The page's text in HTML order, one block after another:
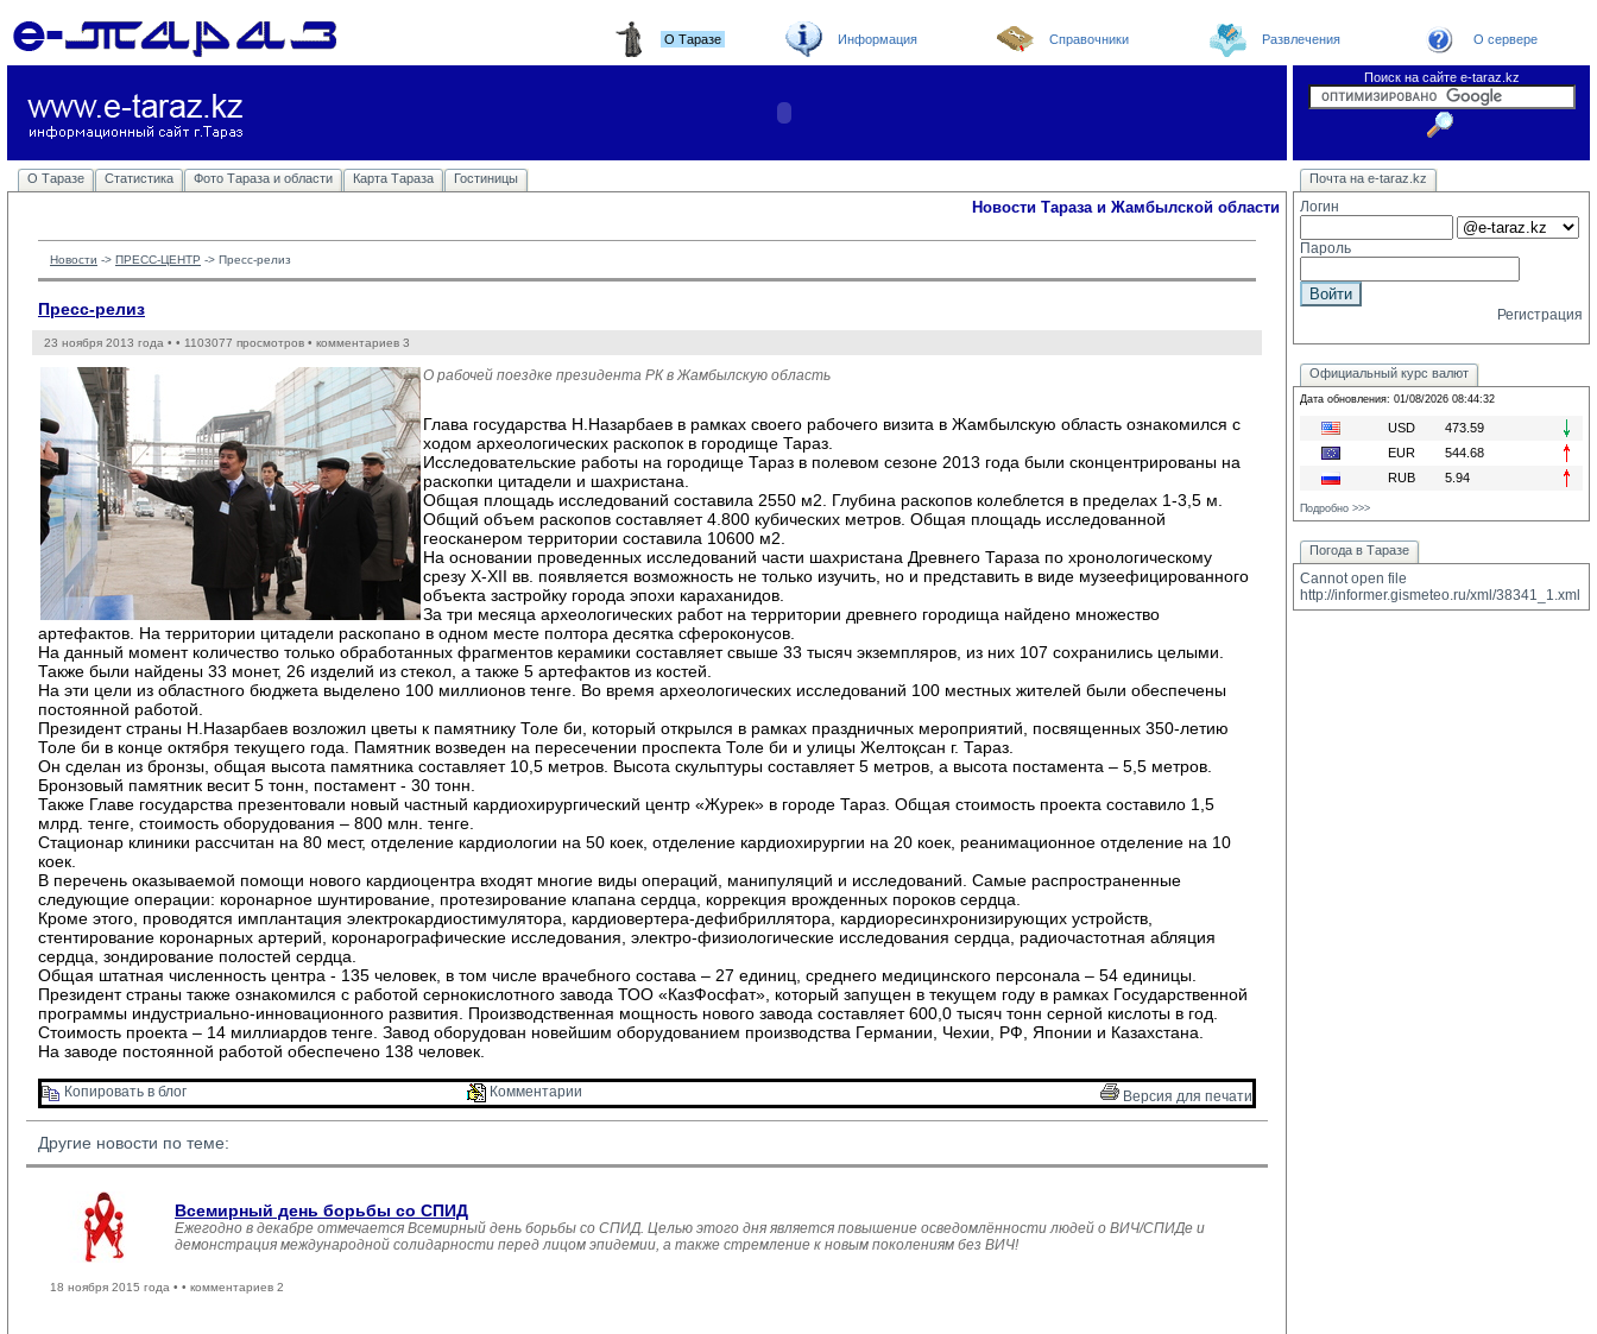
О Таразе Информация Справочники Развлечения О сервере
Поиск на сайте e-taraz.kz
О Таразе Статистика Фото Тараза и области Карта Тараза Гостиницы Новости Погода в Таразе
Телефоный справочник
Видеоконференция
Новости e-taraz
Новости Тараза и Жамбылской области
Новости -> ПРЕСС-ЦЕНТР -> Пресс-релиз
Пресс-релиз
23 ноября 2013 года • • 1103077 просмотров • комментариев 3
О рабочей поездке президента РК в Жамбылскую область
Глава государства Н.Назарбаев в рамках своего рабочего визита в Жамбылскую область ознакомился с
ходом археологических раскопок в городище Тараз.
Исследовательские работы на городище Тараз в полевом сезоне 2013 года были сконцентрированы на
раскопки цитадели и шахристана.
Общая площадь исследований составила 2550 м2. Глубина раскопов колеблется в пределах 1-3,5 м.
Общий объем раскопов составляет 4.800 кубических метров. Общая площадь исследованной
геосканером территории составила 10600 м2.
На основании проведенных исследований части шахристана Древнего Тараза по хронологическому
срезу X-XII вв. появляется возможность не только изучить, но и представить в виде музеефицированного
объекта застройку города эпохи караханидов.
За три месяца археологических работ на территории древнего городища найдено множество
артефактов. На территории цитадели раскопано в одном месте полтора десятка сфероконусов.
На данный момент количество только обработанных фрагментов керамики составляет свыше 33 тысяч экземпляров, из них 107 сохранились целыми.
Также были найдены 33 монет, 26 изделий из стекол, а также 5 артефактов из костей.
На эти цели из областного бюджета выделено 100 миллионов тенге. Во время археологических исследований 100 местных жителей были обеспечены
постоянной работой.
Президент страны Н.Назарбаев возложил цветы к памятнику Толе би, который открылся в рамках праздничных мероприятий, посвященных 350-летию
Толе би в конце октября текущего года. Памятник возведен на пересечении проспекта Толе би и улицы Желтоқсан г. Тараз.
Он сделан из бронзы, общая высота памятника составляет 10,5 метров. Высота скульптуры составляет 5 метров, а высота постамента – 5,5 метров.
Бронзовый памятник весит 5 тонн, постамент - 30 тонн.
Также Главе государства презентовали новый частный кардиохирургический центр «Журек» в городе Тараз. Общая стоимость проекта составило 1,5
млрд. тенге, стоимость оборудования – 800 млн. тенге.
Стационар клиники рассчитан на 80 мест, отделение кардиологии на 50 коек, отделение кардиохирургии на 20 коек, реанимационное отделение на 10
коек.
В перечень оказываемой помощи нового кардиоцентра входят многие виды операций, манипуляций и исследований. Самые распространенные
следующие операции: коронарное шунтирование, протезирование клапана сердца, коррекция врожденных пороков сердца.
Кроме этого, проводятся имплантация электрокардиостимулятора, кардиовертера-дефибриллятора, кардиоресинхронизирующих устройств,
стентирование коронарных артерий, коронарографические исследования, электро-физиологические исследования сердца, радиочастотная абляция
сердца, зондирование полостей сердца.
Общая штатная численность центра - 135 человек, в том числе врачебного состава – 27 единиц, среднего медицинского персонала – 54 единицы.
Президент страны также ознакомился с работой сернокислотного завода ТОО «КазФосфат», который запущен в текущем году в рамках Государственной
программы индустриально-инновационного развития. Производственная мощность нового завода составляет 600,0 тысяч тонн серной кислоты в год.
Стоимость проекта – 14 миллиардов тенге. Завод оборудован новейшим оборудованием производства Германии, Чехии, РФ, Японии и Казахстана.
На заводе постоянной работой обеспечено 138 человек.
Копировать в блог Комментарии Версия для печати
Другие новости по теме:
Всемирный день борьбы со СПИД
Ежегодно в декабре отмечается Всемирный день борьбы со СПИД. Целью этого дня является повышение осведомлённости людей о ВИЧ/СПИДе и
демонстрация международной солидарности перед лицом эпидемии, а также стремление к новым поколениям без ВИЧ!
18 ноября 2015 года • • комментариев 2
Почта на e-taraz.kz
Логин
Пароль
Регистрация
Официальный курс валют
Дата обновления: 01/08/2026 08:44:32
USD
473.59
EUR
544.68
RUB
5.94
Подробно >>>
Погода в Таразе
Cannot open file
http://informer.gismeteo.ru/xml/38341_1.xml